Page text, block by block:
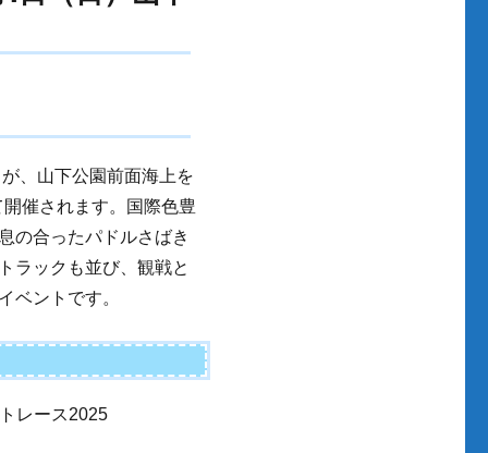
、山下公園前面海上を
催されます。国際色豊
の合ったパドルさばき
ラックも並び、観戦と
ベントです。
レース2025